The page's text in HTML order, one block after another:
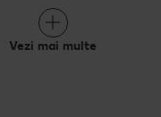
Vezi mai multe